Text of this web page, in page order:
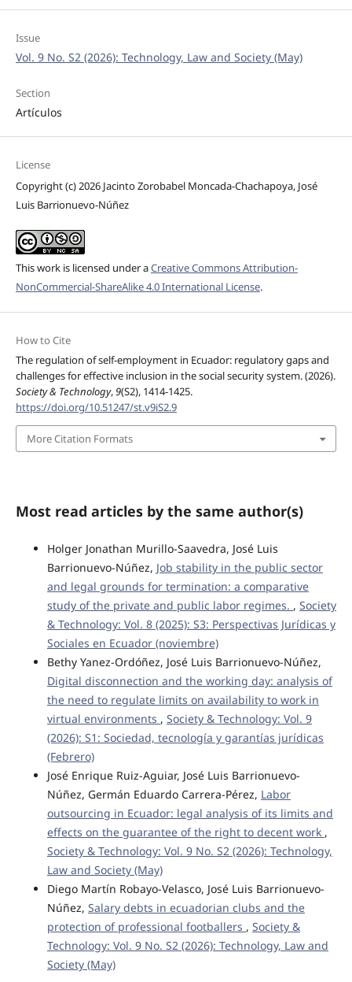
Issue
Vol. 9 No. S2 (2026): Technology, Law and Society (May)
Section
Artículos
License
Copyright (c) 2026 Jacinto Zorobabel Moncada-Chachapoya, José
Luis Barrionuevo-Núñez
This work is licensed under aCreative Commons Attribution-
NonCommercial-ShareAlike 4.0 International License.
How to Cite
The regulation of self-employment in Ecuador: regulatory gaps and
challenges for effective inclusion in the social security system. (2026).
Society & Technology,9(S2), 1414-1425.
https://doi.org/10.51247/st.v9iS2.9
More Citation Formats
Most read articles by the same author(s)
Holger Jonathan Murillo-Saavedra, José Luis
Barrionuevo-Núñez, Job stability in the public sector
and legal grounds for termination: a comparative
study of the private and public labor regimes. , Society
& Technology: Vol. 8 (2025): S3: Perspectivas Jurídicas y
Sociales en Ecuador (noviembre)
Bethy Yanez-Ordóñez, José Luis Barrionuevo-Núñez,
Digital disconnection and the working day: analysis of
the need to regulate limits on availability to work in
virtual environments , Society & Technology: Vol. 9
(2026): S1: Sociedad, tecnología y garantías jurídicas
(Febrero)
José Enrique Ruiz-Aguiar, José Luis Barrionuevo-
Núñez, Germán Eduardo Carrera-Pérez, Labor
outsourcing in Ecuador: legal analysis of its limits and
effects on the guarantee of the right to decent work ,
Society & Technology: Vol. 9 No. S2 (2026): Technology,
Law and Society (May)
Diego Martín Robayo-Velasco, José Luis Barrionuevo-
Núñez, Salary debts in ecuadorian clubs and the
protection of professional footballers , Society &
Technology: Vol. 9 No. S2 (2026): Technology, Law and
Society (May)